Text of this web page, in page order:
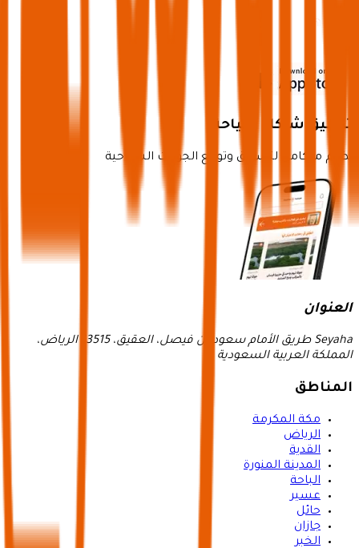
تطبيق شركاء سياحة
نظام متكامل لتسويق وتوزيع الجولات السياحية
العنوان
Seyaha طريق الأمام سعود بن فيصل، العقيق، 13515 الرياض،
المملكة العربية السعودية
المناطق
مكة المكرمة
الرياض
القدية
المدينة المنورة
الباحة
عسير
حائل
جازان
الخبر